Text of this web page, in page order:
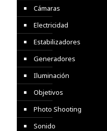
Cámaras
Electricidad
Estabilizadores
Generadores
Iluminación
Objetivos
Photo Shooting
Sonido